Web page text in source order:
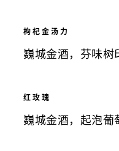
枸杞金汤力
巍城金酒，芬味
红玫瑰
巍城金酒，起泡葡